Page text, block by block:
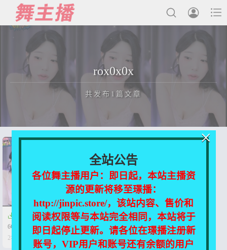



最新发布
主播合集
充值&解压说明
用户中心
rox0x0x
共发布1篇文章
正在为您加载新内容

【Afreeca TV】rox0x0x【29V-
6G】
2年前
 0  70
全站公告
各位舞主播用户：即日起，本站主播资
源的更新将移至璟播：
http://jinpic.store/，该站内容、售价和
阅读权限等与本站完全相同，本站将于
即日起停止更新。请各位在璟播注册新
账号，VIP用户和账号还有余额的用户
×